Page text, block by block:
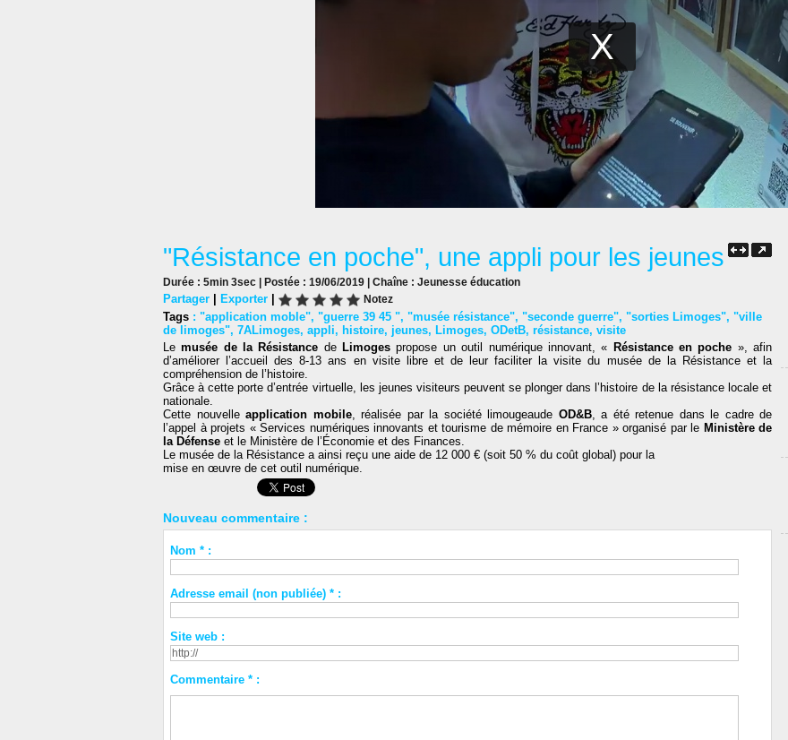
"Résistance en poche", une appli pour les jeunes
Durée : 5min 3sec | Postée : 19/06/2019 | Chaîne : Jeunesse éducation
Partager | Exporter | Notez
Tags : "application moble", "guerre 39 45 ", "musée résistance", "seconde guerre", "sorties Limoges", "ville
de limoges", 7ALimoges, appli, histoire, jeunes, Limoges, ODetB, résistance, visite
Lemusée de la Résistance de Limoges propose un outil numérique innovant, « Résistance en poche », afin
d’améliorer l’accueil des 8-13 ans en visite libre et de leur faciliter la visite du musée de la Résistance et la
compréhension de l’histoire.
Grâce à cette porte d’entrée virtuelle, les jeunes visiteurs peuvent se plonger dans l’histoire de la résistance locale et
nationale.
Cette nouvelle application mobile, réalisée par la société limougeaude OD&B, a été retenue dans le cadre de
l’appel à projets « Services numériques innovants et tourisme de mémoire en France » organisé par le Ministère de
la Défense et le Ministère de l’Économie et des Finances.
Le musée de la Résistance a ainsi reçu une aide de 12 000 € (soit 50 % du coût global) pour la
mise en œuvre de cet outil numérique.
Nouveau commentaire :
Nom * :
Adresse email (non publiée) * :
Site web :
Commentaire * :